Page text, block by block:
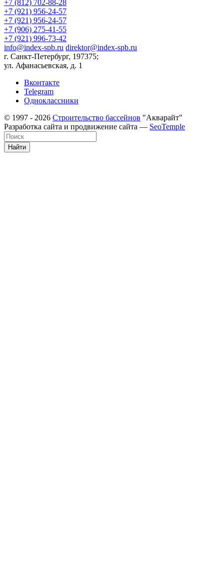
+7 (812) 702-88-28
+7 (921) 956-24-57
+7 (921) 956-24-57
+7 (906) 275-41-55
+7 (921) 996-73-42
info@index-spb.ru direktor@index-spb.ru
г. Санкт-Петербург, 197375;
ул. Афанасьевская, д. 1
Вконтакте
Telegram
Одноклассники
© 1997 - 2026 Строительство бассейнов "Акварайт"
Разработка сайта и продвижение сайта — SeoTemple
Найти